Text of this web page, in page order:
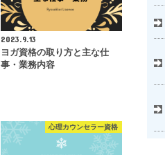
2023.9.13
ヨガ資格の取り方と主な仕
事・業務内容
心理カウンセラー資格